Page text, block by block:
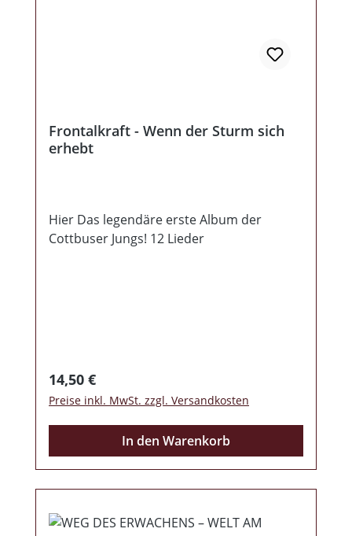
Frontalkraft - Wenn der Sturm sich
erhebt
Hier Das legendäre erste Album der
Cottbuser Jungs! 12 Lieder
Regulärer Preis:
14,50 €
Preise inkl. MwSt. zzgl. Versandkosten
In den Warenkorb